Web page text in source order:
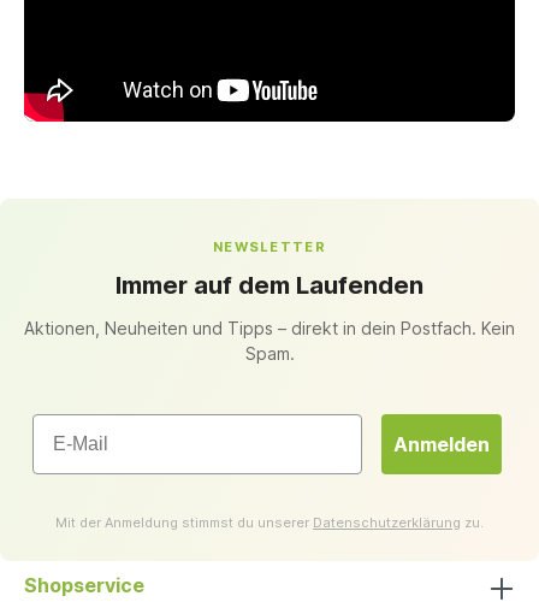
NEWSLETTER
Immer auf dem Laufenden
Aktionen, Neuheiten und Tipps – direkt in dein Postfach. Kein
Spam.
Email
Anmelden
Mit der Anmeldung stimmst du unserer Datenschutzerklärung zu.
Shopservice